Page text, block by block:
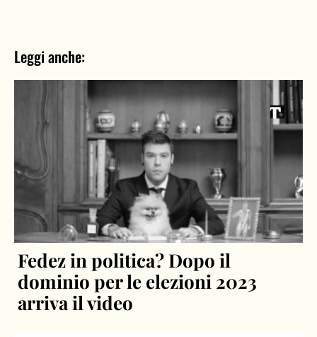
Leggi anche:
Fedez in politica? Dopo il
dominio per le elezioni 2023
arriva il video